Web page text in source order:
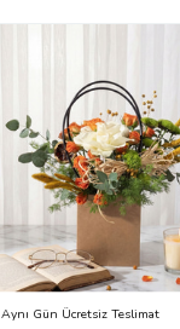
Aynı Gün Ücretsiz Teslimat